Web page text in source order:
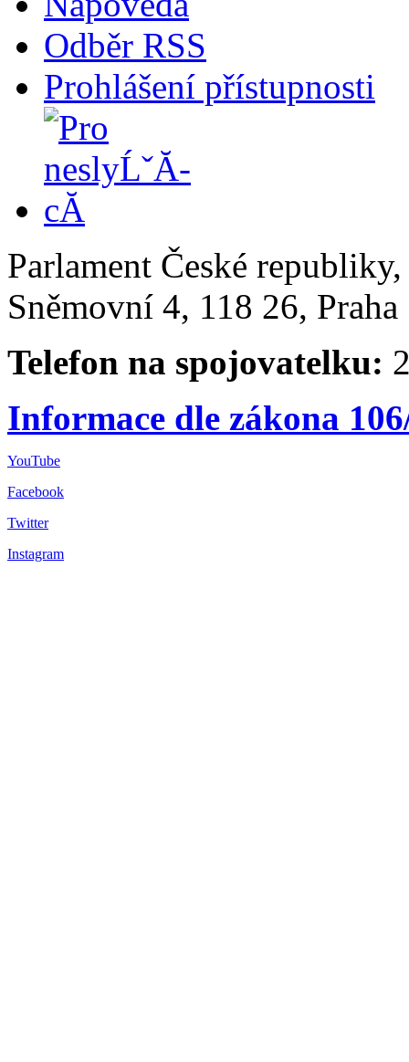
Odběr RSS
Prohlášení přístupnosti
Parlament České
Sněmovní 4, 118 26,
Telefon na spojovatelku:
Informace dle zákona
YouTube
Facebook
Twitter
Instagram